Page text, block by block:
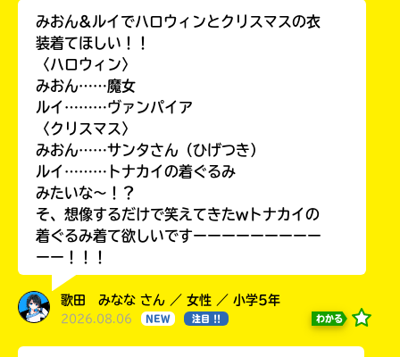
みおん&ルイでハロウィンとクリスマスの衣
装着てほしい！！
〈ハロウィン〉
みおん……魔女
ルイ………ヴァンパイア
〈クリスマス〉
みおん……サンタさん（ひげつき）
ルイ………トナカイの着ぐるみ
みたいな〜！？
そ、想像するだけで笑えてきたwトナカイの
着ぐるみ着て欲しいですーーーーーーーーー
ーー！！！
歌田 みなな さん ／ 女性 ／ 小学5年
2026.08.06 NEW 注目 !! わかる